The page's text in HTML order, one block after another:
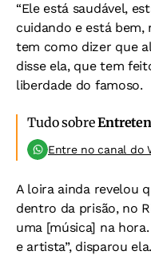
“Ele está saudável,
cuidando e está bem,
tem como dizer que
disse ela, que tem
liberdade do famoso.
Tudo sobre
Entre no canal do
A loira ainda revelou
dentro da prisão, no
uma [música] na
e artista”, disparou ela.